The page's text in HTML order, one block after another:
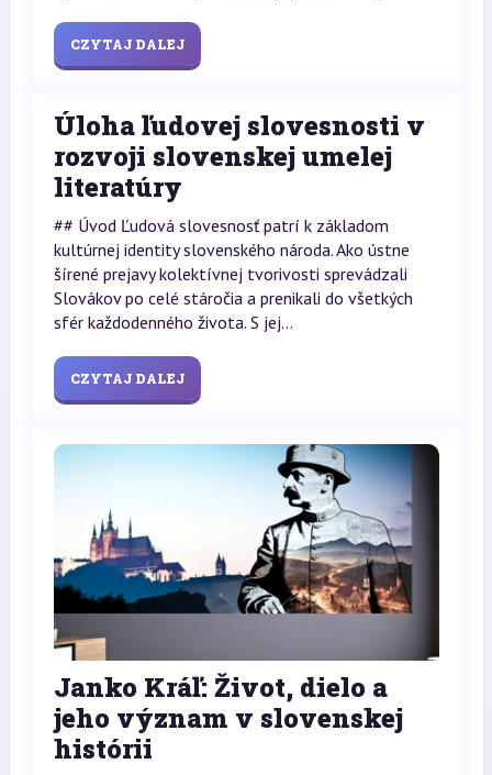
CZYTAJ DALEJ
Úloha ľudovej slovesnosti v
rozvoji slovenskej umelej
literatúry
## Úvod Ľudová slovesnosť patrí k základom
kultúrnej identity slovenského národa. Ako ústne
šírené prejavy kolektívnej tvorivosti sprevádzali
Slovákov po celé stáročia a prenikali do všetkých
sfér každodenného života. S jej...
CZYTAJ DALEJ
Janko Kráľ: Život, dielo a
jeho význam v slovenskej
histórii